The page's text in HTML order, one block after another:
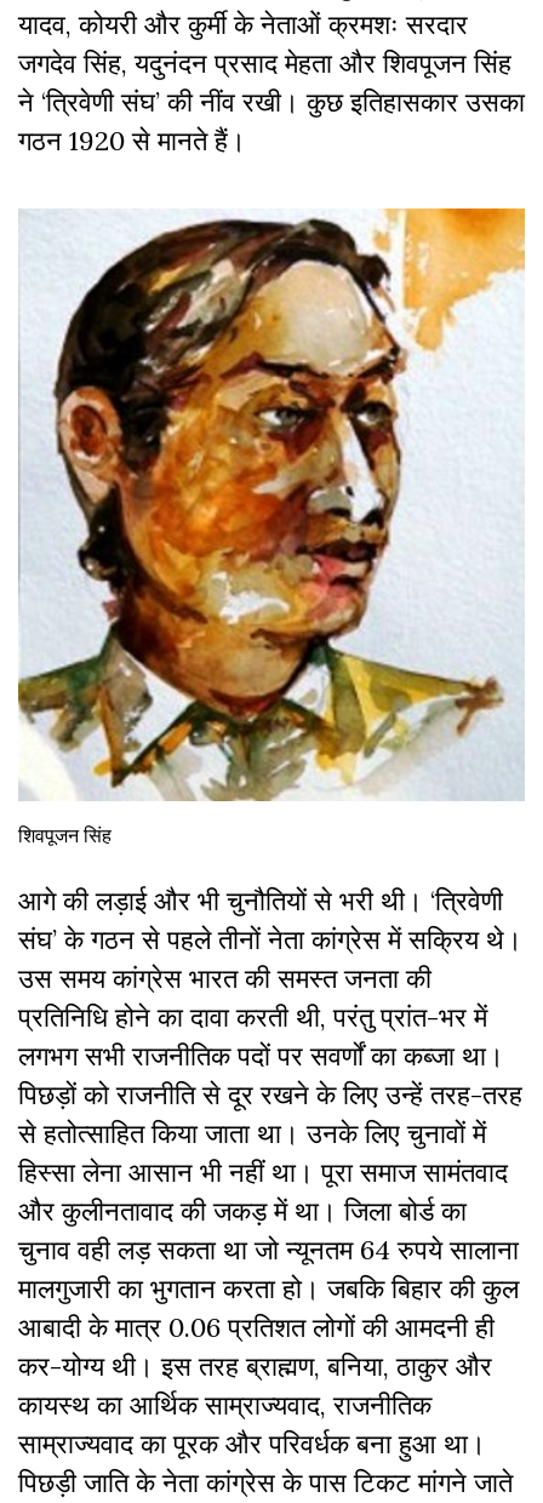
यादव, कोयरी और कुर्मी के नेताओं क्रमशः सरदार
जगदेव सिंह, यदुनंदन प्रसाद मेहता और शिवपूजन सिंह
ने ‘त्रिवेणी संघ’ की नींव रखी। कुछ इतिहासकार उसका
गठन 1920 से मानते हैं।
शिवपूजन सिंह
आगे की लड़ाई और भी चुनौतियों से भरी थी। ‘त्रिवेणी
संघ’ के गठन से पहले तीनों नेता कांग्रेस में सक्रिय थे।
उस समय कांग्रेस भारत की समस्त जनता की
प्रतिनिधि होने का दावा करती थी, परंतु प्रांत-भर में
लगभग सभी राजनीतिक पदों पर सवर्णों का कब्जा था।
पिछड़ों को राजनीति से दूर रखने के लिए उन्हें तरह-तरह
से हतोत्साहित किया जाता था। उनके लिए चुनावों में
हिस्सा लेना आसान भी नहीं था। पूरा समाज सामंतवाद
और कुलीनतावाद की जकड़ में था। जिला बोर्ड का
चुनाव वही लड़ सकता था जो न्यूनतम 64 रुपये सालाना
मालगुजारी का भुगतान करता हो। जबकि बिहार की कुल
आबादी के मात्र 0.06 प्रतिशत लोगों की आमदनी ही
कर-योग्य थी। इस तरह ब्राह्मण, बनिया, ठाकुर और
कायस्थ का आर्थिक साम्राज्यवाद, राजनीतिक
साम्राज्यवाद का पूरक और परिवर्धक बना हुआ था।
पिछड़ी जाति के नेता कांग्रेस के पास टिकट मांगने जाते